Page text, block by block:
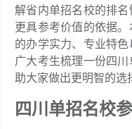
解省内单招名校的排
更具参考价值的依据
的办学实力、专业特
广大考生梳理一份四
助大家做出更明智的选
四川单招名校